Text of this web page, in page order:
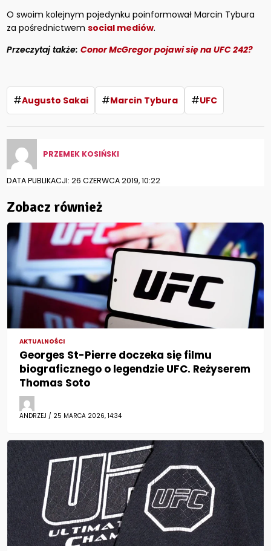
O swoim kolejnym pojedynku poinformował Marcin Tybura
za pośrednictwemsocial mediów.
Przeczytaj także:Conor McGregor pojawi się na UFC 242?
#Augusto Sakai #Marcin Tybura #UFC
PRZEMEK KOSIŃSKI
DATA PUBLIKACJI: 26 CZERWCA 2019, 10:22
Zobacz również
AKTUALNOŚCI
Georges St-Pierre doczeka się filmu
biograficznego o legendzie UFC. Reżyserem
Thomas Soto
ANDRZEJ / 25 MARCA 2026, 14:34